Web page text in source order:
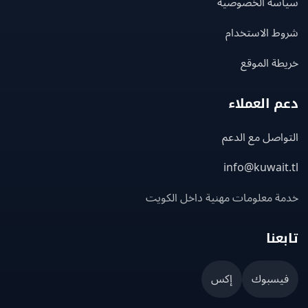
الاستخدام
الموقع
العملاء
مع الدعم
معلومات مهنية داخل الكويت
إكس